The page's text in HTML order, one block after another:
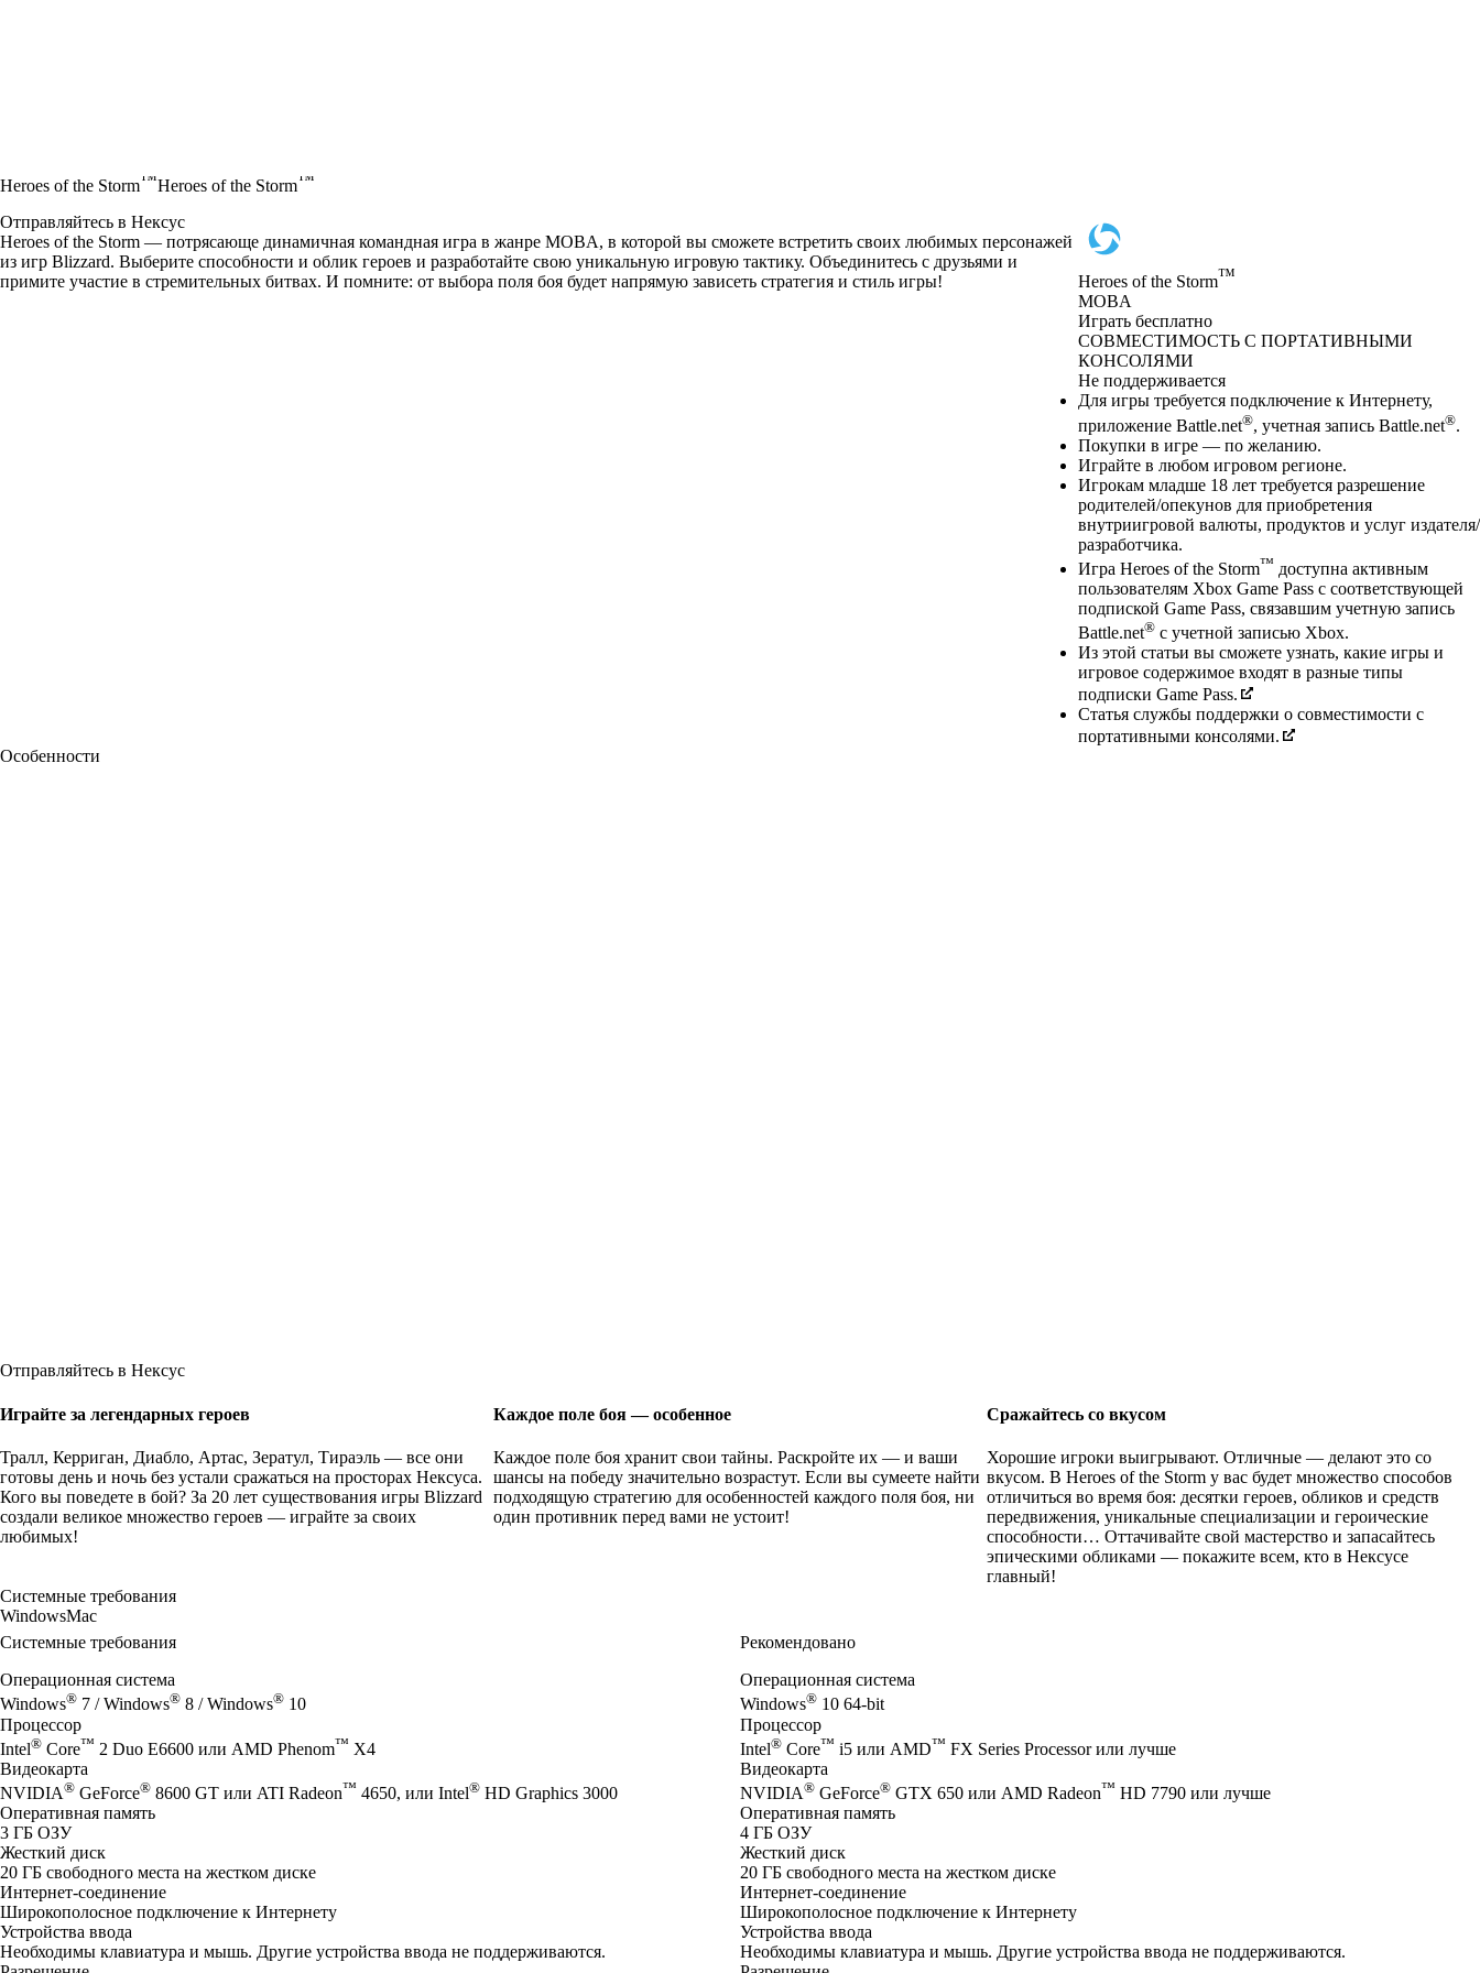
Heroes of the Storm™Heroes of the Storm™
Heroes of the Storm™
MOBA
Играть бесплатно
Available actions
СОВМЕСТИМОСТЬ С ПОРТАТИВНЫМИ
КОНСОЛЯМИ
Не поддерживается
Для игры требуется подключение к Интернету,
приложение Battle.net®, учетная запись Battle.net®.
Покупки в игре — по желанию.
Играйте в любом игровом регионе.
Игрокам младше 18 лет требуется разрешение
родителей/опекунов для приобретения
внутриигровой валюты, продуктов и услуг издателя/
разработчика.
Игра Heroes of the Storm™ доступна активным
пользователям Xbox Game Pass с соответствующей
подпиской Game Pass, связавшим учетную запись
Battle.net® с учетной записью Xbox.
Из этой статьи вы сможете узнать, какие игры и
игровое содержимое входят в разные типы
подписки Game Pass.
Статья службы поддержки о совместимости с
портативными консолями.
Отправляйтесь в Нексус
Heroes of the Storm — потрясающе динамичная командная игра в жанре MOBA, в которой вы сможете встретить своих любимых персонажей
из игр Blizzard. Выберите способности и облик героев и разработайте свою уникальную игровую тактику. Объединитесь с друзьями и
примите участие в стремительных битвах. И помните: от выбора поля боя будет напрямую зависеть стратегия и стиль игры!
Особенности
Отправляйтесь в Нексус
Играйте за легендарных героев
Тралл, Керриган, Диабло, Артас, Зератул, Тираэль — все они
готовы день и ночь без устали сражаться на просторах Нексуса.
Кого вы поведете в бой? За 20 лет существования игры Blizzard
создали великое множество героев — играйте за своих
любимых!
Каждое поле боя — особенное
Каждое поле боя хранит свои тайны. Раскройте их — и ваши
шансы на победу значительно возрастут. Если вы сумеете найти
подходящую стратегию для особенностей каждого поля боя, ни
один противник перед вами не устоит!
Сражайтесь со вкусом
Хорошие игроки выигрывают. Отличные — делают это со
вкусом. В Heroes of the Storm у вас будет множество способов
отличиться во время боя: десятки героев, обликов и средств
передвижения, уникальные специализации и героические
способности… Оттачивайте свой мастерство и запасайтесь
эпическими обликами — покажите всем, кто в Нексусе
главный!
Системные требования
WindowsMac
Системные требования
Операционная система
Windows® 7 / Windows® 8 / Windows® 10
Процессор
Intel® Core™ 2 Duo E6600 или AMD Phenom™ X4
Видеокарта
NVIDIA® GeForce® 8600 GT или ATI Radeon™ 4650, или Intel® HD Graphics 3000
Оперативная память
3 ГБ ОЗУ
Жесткий диск
20 ГБ свободного места на жестком диске
Интернет-соединение
Широкополосное подключение к Интернету
Устройства ввода
Необходимы клавиатура и мышь. Другие устройства ввода не поддерживаются.
Рекомендовано
Операционная система
Windows® 10 64-bit
Процессор
Intel® Core™ i5 или AMD™ FX Series Processor или лучше
Видеокарта
NVIDIA® GeForce® GTX 650 или AMD Radeon™ HD 7790 или лучше
Оперативная память
4 ГБ ОЗУ
Жесткий диск
20 ГБ свободного места на жестком диске
Интернет-соединение
Широкополосное подключение к Интернету
Устройства ввода
Необходимы клавиатура и мышь. Другие устройства ввода не поддерживаются.